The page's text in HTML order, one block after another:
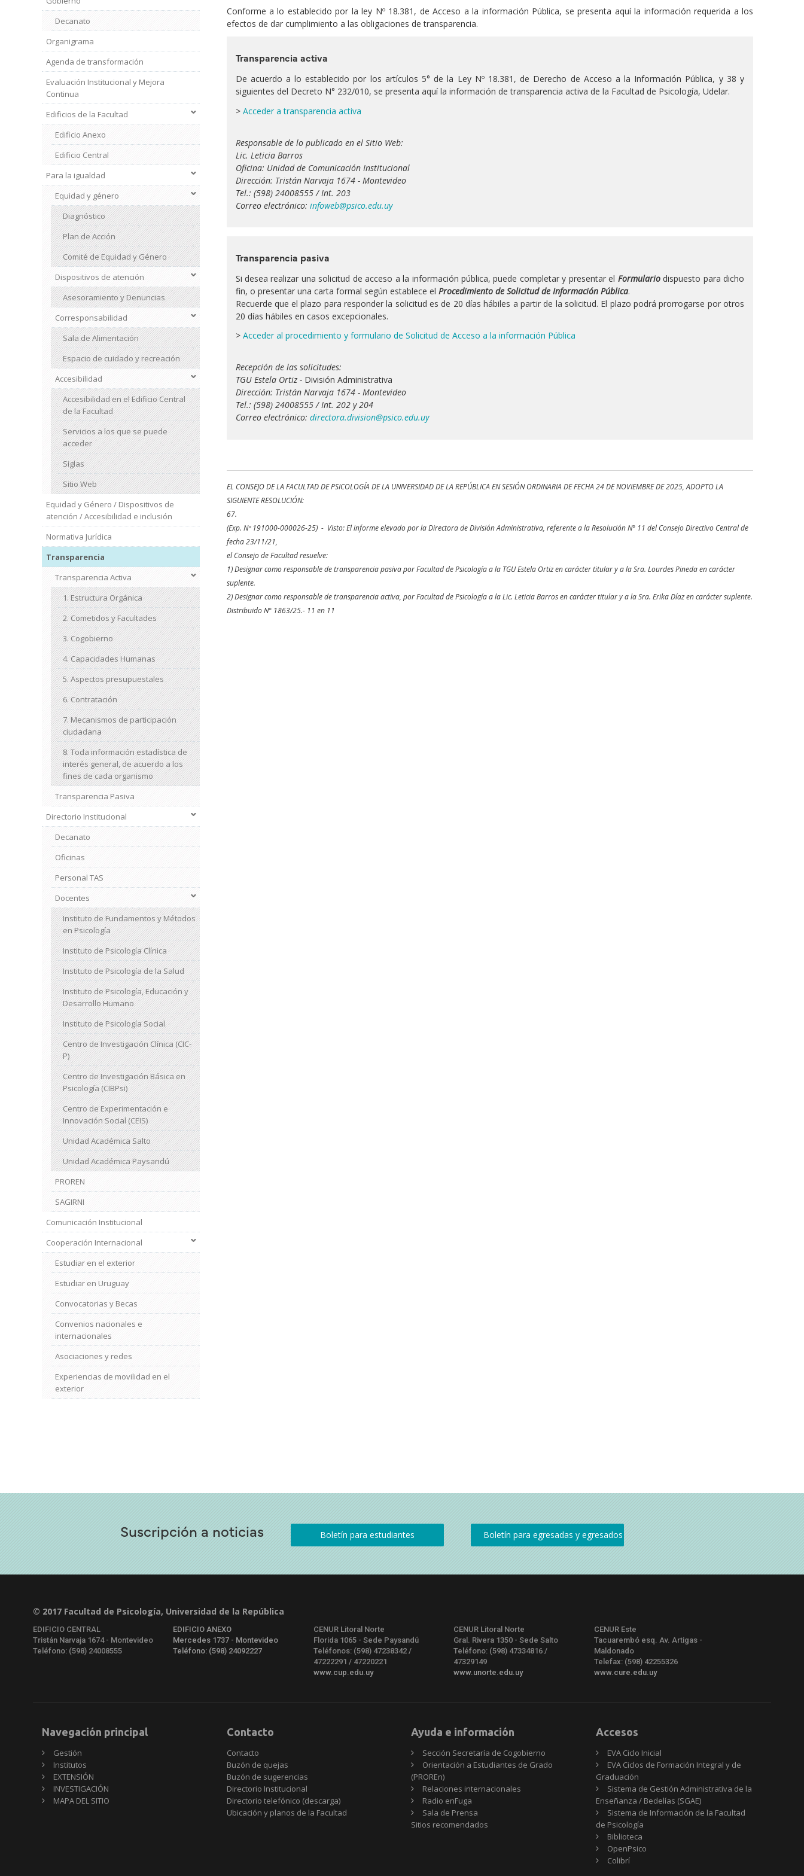
Decanato
Organigrama
Agenda de transformación
Evaluación Institucional y Mejora
Continua
Edificios de la Facultad
Edificio Anexo
Edificio Central
Institucional
Para la igualdad
Equidad y género
Diagnóstico
Plan de Acción
Comité de Equidad y Género
Dispositivos de atención
Asesoramiento y Denuncias
Corresponsabilidad
Sala de Alimentación
Espacio de cuidado y recreación
Accesibilidad
Accesibilidad en el Edificio Central
de la Facultad
Servicios a los que se puede
acceder
Siglas
Sitio Web
Equidad y Género / Dispositivos de
atención / Accesibilidad e inclusión
Normativa Jurídica
Transparencia
Transparencia Activa
1. Estructura Orgánica
2. Cometidos y Facultades
3. Cogobierno
4. Capacidades Humanas
5. Aspectos presupuestales
6. Contratación
7. Mecanismos de participación
ciudadana
8. Toda información estadística de
interés general, de acuerdo a los
fines de cada organismo
Transparencia Pasiva
Directorio Institucional
Decanato
Oficinas
Personal TAS
Docentes
Instituto de Fundamentos y Métodos
en Psicología
Instituto de Psicología Clínica
Instituto de Psicología de la Salud
Instituto de Psicología, Educación y
Desarrollo Humano
Instituto de Psicología Social
Centro de Investigación Clínica (CIC-
P)
Centro de Investigación Básica en
Psicología (CIBPsi)
Centro de Experimentación e
Innovación Social (CEIS)
Unidad Académica Salto
Unidad Académica Paysandú
PROREN
SAGIRNI
Comunicación Institucional
Cooperación Internacional
Estudiar en el exterior
Estudiar en Uruguay
Convocatorias y Becas
Convenios nacionales e
internacionales
Asociaciones y redes
Experiencias de movilidad en el
exterior
Conforme a lo establecido por la ley Nº 18.381, de Acceso a la información Pública, se presenta aquí la información requerida a los
efectos de dar cumplimiento a las obligaciones de transparencia.
Transparencia activa
De acuerdo a lo establecido por los artículos 5° de la Ley Nº 18.381, de Derecho de Acceso a la Información Pública, y 38 y
siguientes del Decreto N° 232/010, se presenta aquí la información de transparencia activa de la Facultad de Psicología, Udelar.
> Acceder a transparencia activa
Responsable de lo publicado en el Sitio Web:
Lic. Leticia Barros
Oficina: Unidad de Comunicación Institucional
Dirección: Tristán Narvaja 1674 - Montevideo
Tel.: (598) 24008555 / Int. 203
Correo electrónico: infoweb@psico.edu.uy
Transparencia pasiva
Si desea realizar una solicitud de acceso a la información pública, puede completar y presentar el Formulariodispuesto para dicho
fin, o presentar una carta formal según establece el Procedimiento de Solicitud de Información Pública.
Recuerde que el plazo para responder la solicitud es de 20 días hábiles a partir de la solicitud. El plazo podrá prorrogarse por otros
20 días hábiles en casos excepcionales.
> Acceder al procedimiento y formulario de Solicitud de Acceso a la información Pública
Recepción de las solicitudes:
TGU Estela Ortiz - División Administrativa
Dirección: Tristán Narvaja 1674 - Montevideo
Tel.: (598) 24008555 / Int. 202 y 204
Correo electrónico: directora.division@psico.edu.uy
EL CONSEJO DE LA FACULTAD DE PSICOLOGÍA DE LA UNIVERSIDAD DE LA REPÚBLICA EN SESIÓN ORDINARIA DE FECHA 24 DE NOVIEMBRE DE 2025, ADOPTO LA
SIGUIENTE RESOLUCIÓN:
67.
(Exp. Nº 191000-000026-25) - Visto: El informe elevado por la Directora de División Administrativa, referente a la Resolución N° 11 del Consejo Directivo Central de
fecha 23/11/21,
el Consejo de Facultad resuelve:
1) Designar como responsable de transparencia pasiva por Facultad de Psicología a la TGU Estela Ortiz en carácter titular y a la Sra. Lourdes Pineda en carácter
suplente.
2) Designar como responsable de transparencia activa, por Facultad de Psicología a la Lic. Leticia Barros en carácter titular y a la Sra. Erika Díaz en carácter suplente.
Distribuido N° 1863/25.- 11 en 11
Suscripción a noticias
© 2017 Facultad de Psicología, Universidad de la República
EDIFICIO CENTRAL
Tristán Narvaja 1674 - Montevideo
Teléfono: (598) 24008555
EDIFICIO ANEXO
Mercedes 1737 - Montevideo
Teléfono: (598) 24092227
CENUR Litoral Norte
Florida 1065 - Sede Paysandú
Teléfonos: (598) 47238342 /
47222291 / 47220221
www.cup.edu.uy
CENUR Litoral Norte
Gral. Rivera 1350 - Sede Salto
Teléfono: (598) 47334816 /
47329149
www.unorte.edu.uy
CENUR Este
Tacuarembó esq. Av. Artigas -
Maldonado
Telefax: (598) 42255326
www.cure.edu.uy
Navegación principal
Gestión
Institutos
EXTENSIÓN
INVESTIGACIÓN
MAPA DEL SITIO
Contacto
Contacto
Buzón de quejas
Buzón de sugerencias
Directorio Institucional
Directorio telefónico (descarga)
Ubicación y planos de la Facultad
Ayuda e información
Sección Secretaría de Cogobierno
Orientación a Estudiantes de Grado
(PROREn)
Relaciones internacionales
Radio enFuga
Sala de Prensa
Sitios
Sitios recomendados
Accesos
EVA Ciclo Inicial
EVA Ciclos de Formación Integral y de
Graduación
Sistema de Gestión Administrativa de la
Enseñanza / Bedelías (SGAE)
Sistema de Información de la Facultad
de Psicología
Biblioteca
OpenPsico
Colibrí